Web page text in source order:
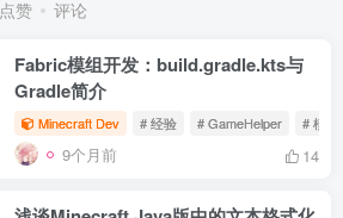
点赞 评论
Fabric模组开发：build.gradle.kts与
Gradle简介
Minecraft Dev # 经验 # GameHelper # 模组
9个月前 14